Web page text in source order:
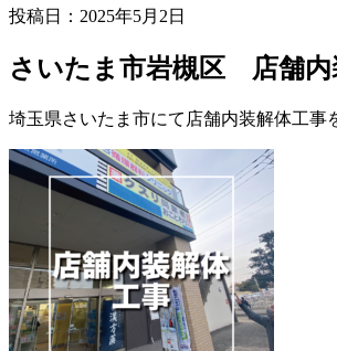
投稿日：2025年5月2日
さいたま市岩槻区 店舗内
埼玉県さいたま市にて店舗内装解体工事